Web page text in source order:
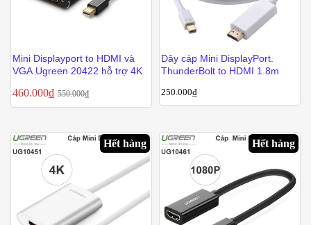
Mini Displayport to HDMI và
VGA Ugreen 20422 hỗ trợ 4K
460.000₫ 550.000₫
Dây cáp Mini DisplayPort.
ThunderBolt to HDMI 1.8m
250.000₫
Hết hàng Hết hàng